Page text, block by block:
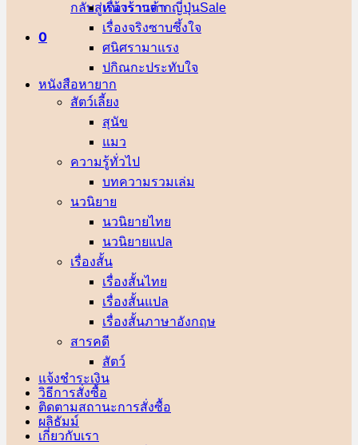
กลับสู่หน้าร้านค้า
0
เรื่องราวจากญี่ปุ่น
เรื่องจริงซาบซึ้งใจ
ศนิศรา
ปกิณกะประทับใจ
หนังสือหายาก
สัตว์เลี้ยง
สุนัข
แมว
ความรู้ทั่วไป
บทความรวมเล่ม
นวนิยาย
นวนิยายไทย
นวนิยายแปล
เรื่องสั้น
เรื่องสั้นไทย
เรื่องสั้นแปล
เรื่องสั้นภาษาอังกฤษ
สารคดี
สัตว์
แจ้งชำระเงิน
วิธีการสั่งซื้อ
ติดตามสถานะการสั่งซื้อ
ผลิธัมม์
เกี่ยวกับเรา